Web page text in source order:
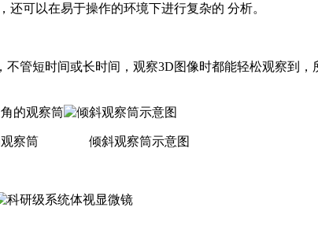
可以在易于操作的环境下进行复杂的 分析。
管短时间或长时间，观察3D图像时都能轻松观察到
的观察筒 倾斜观察筒示意图